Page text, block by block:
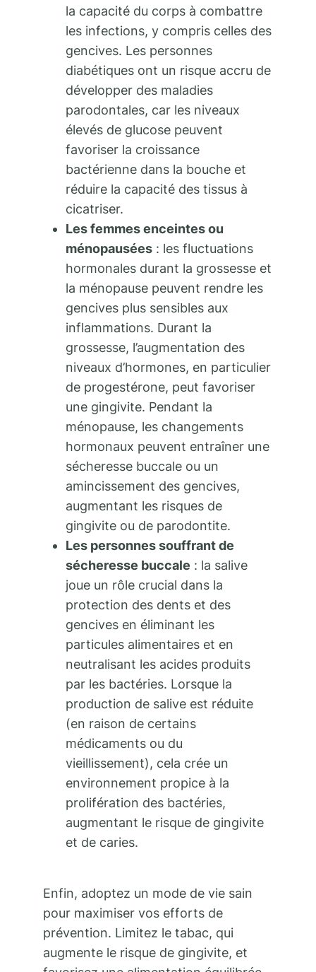
la capacité du corps à combattre
les infections, y compris celles des
gencives. Les personnes
diabétiques ont un risque accru de
développer des maladies
parodontales, car les niveaux
élevés de glucose peuvent
favoriser la croissance
bactérienne dans la bouche et
réduire la capacité des tissus à
cicatriser.
Les femmes enceintes ou
ménopausées : les fluctuations
hormonales durant la grossesse et
la ménopause peuvent rendre les
gencives plus sensibles aux
inflammations. Durant la
grossesse, l’augmentation des
niveaux d’hormones, en particulier
de progestérone, peut favoriser
une gingivite. Pendant la
ménopause, les changements
hormonaux peuvent entraîner une
sécheresse buccale ou un
amincissement des gencives,
augmentant les risques de
gingivite ou de parodontite.
Les personnes souffrant de
sécheresse buccale : la salive
joue un rôle crucial dans la
protection des dents et des
gencives en éliminant les
particules alimentaires et en
neutralisant les acides produits
par les bactéries. Lorsque la
production de salive est réduite
(en raison de certains
médicaments ou du
vieillissement), cela crée un
environnement propice à la
prolifération des bactéries,
augmentant le risque de gingivite
et de caries.
Enfin, adoptez un mode de vie sain
pour maximiser vos efforts de
prévention. Limitez le tabac, qui
augmente le risque de gingivite, et